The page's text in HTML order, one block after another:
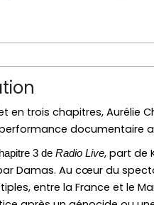
en trois chapitres, Aurélie
documentaire
3 de Radio Live, part de
Damas. Au cœur du
tiples, entre la France et le